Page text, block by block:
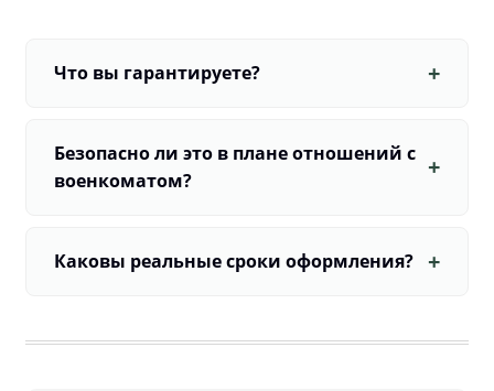
Что вы гарантируете?
Безопасно ли это в плане отношений с
военкоматом?
Каковы реальные сроки оформления?